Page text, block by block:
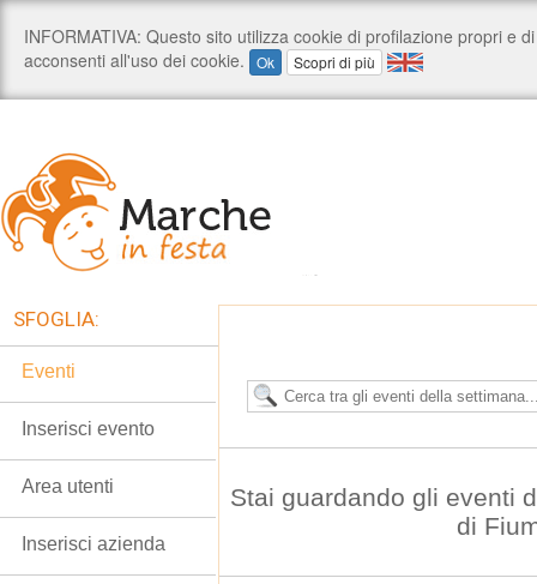
Stai guardando gli eventi
di
SFOGLIA:
Eventi
Inserisci evento
Area utenti
Inserisci azienda